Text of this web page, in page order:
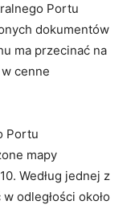
Portu
dokumentów
ma przecinać na
cenne
Portu
mapy
Według jednej z
odległości około